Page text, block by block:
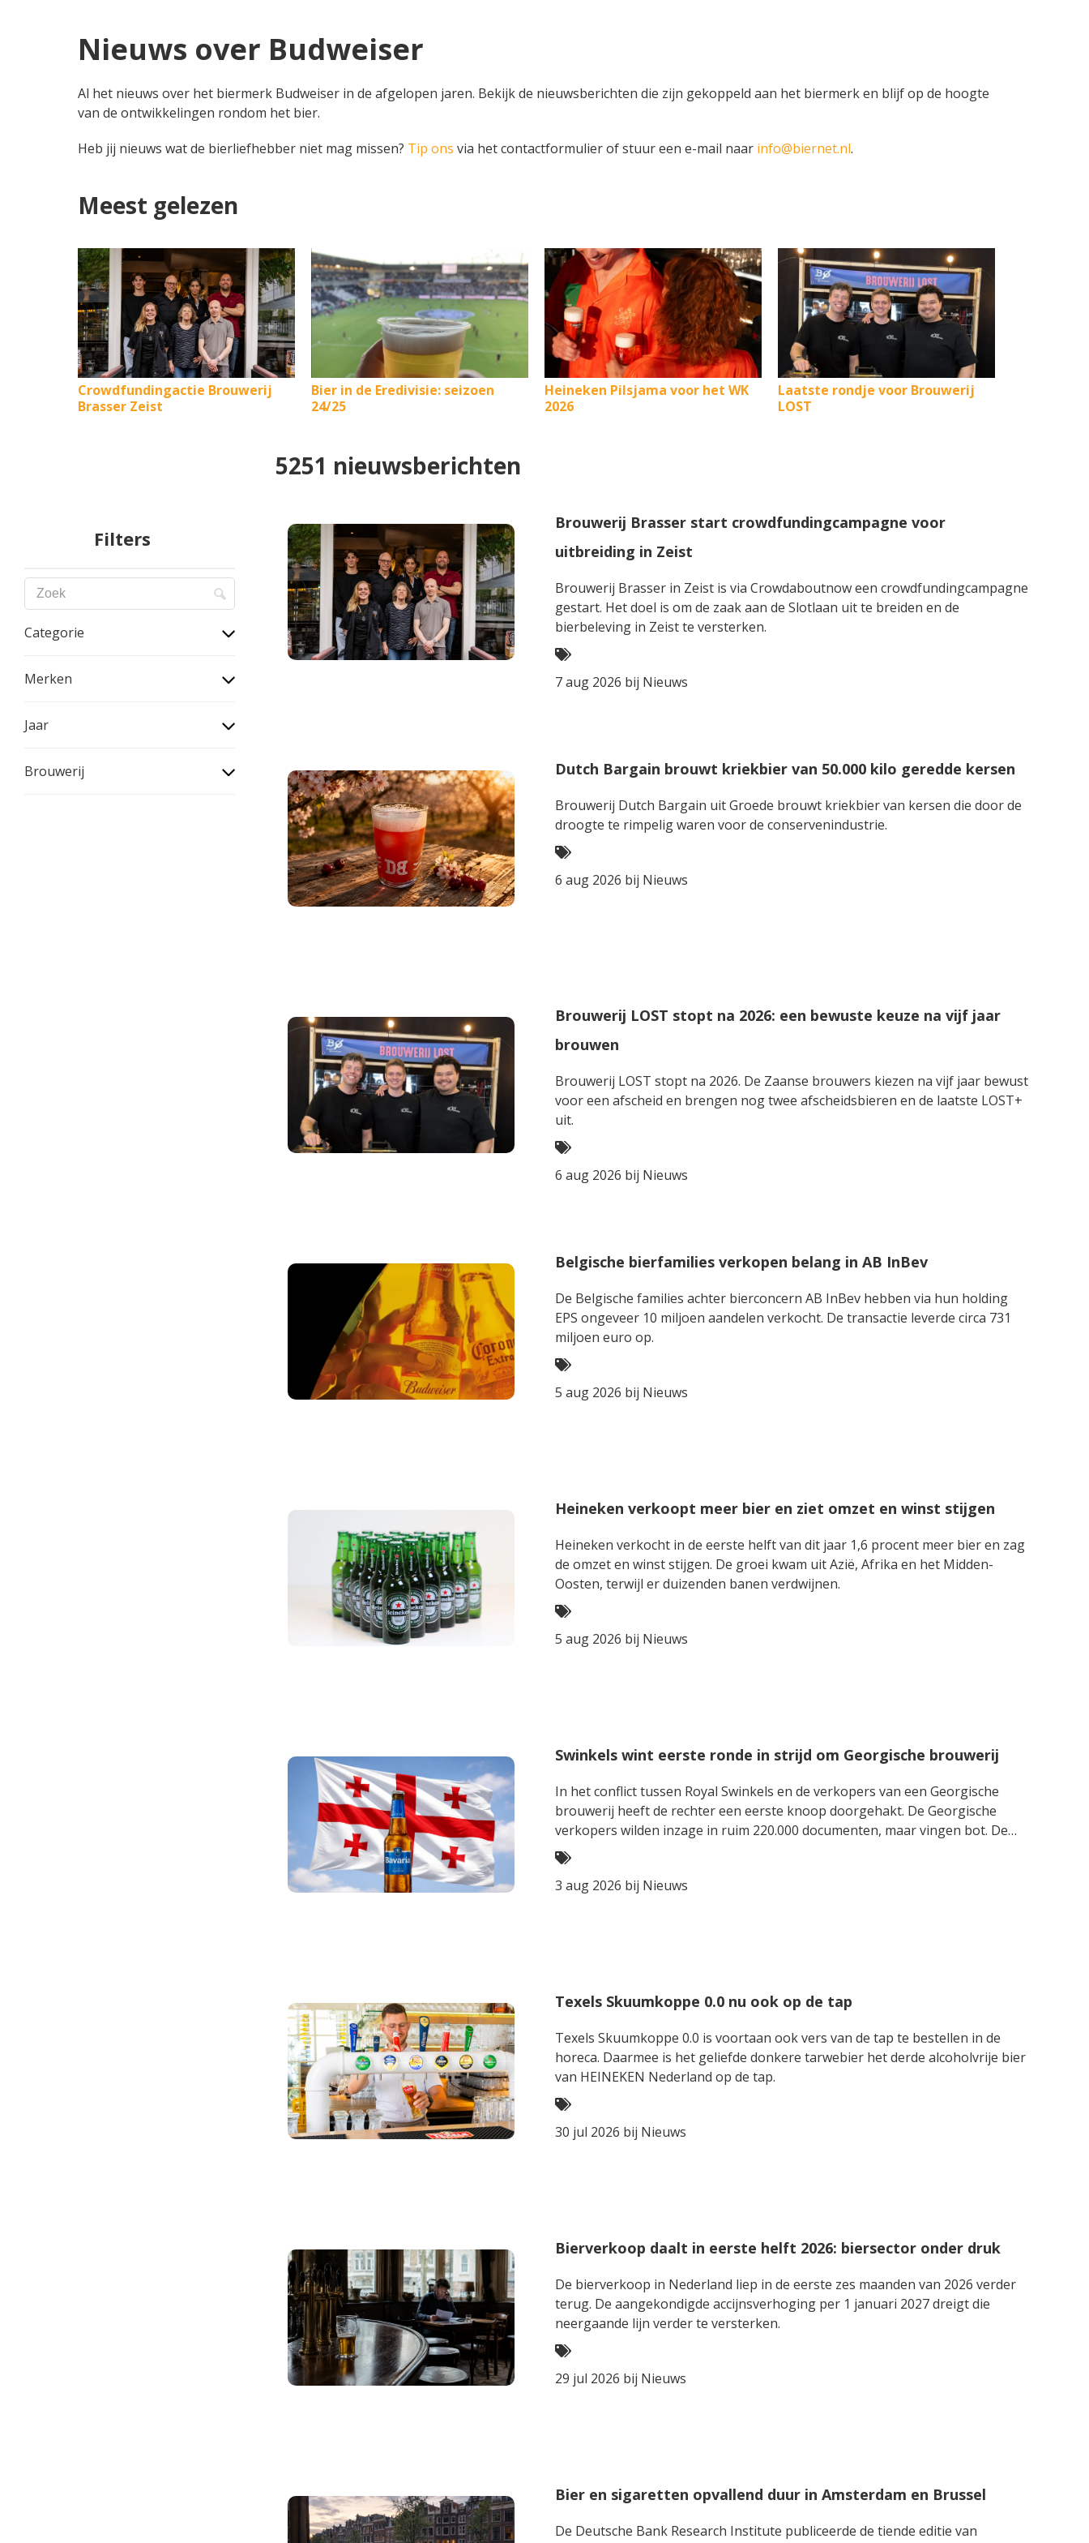
Nieuws over Budweiser
Al het nieuws over het biermerk Budweiser in de afgelopen jaren. Bekijk de nieuwsberichten die zijn gekoppeld aan het biermerk en blijf op de hoogte
van de ontwikkelingen rondom het bier.
Heb jij nieuws wat de bierliefhebber niet mag missen? Tip ons via het contactformulier of stuur een e-mail naar info@biernet.nl.
Meest gelezen
Crowdfundingactie Brouwerij
Brasser Zeist
Bier in de Eredivisie: seizoen
24/25
Heineken Pilsjama voor het WK
2026
Laatste rondje voor Brouwerij
LOST
Filters
Categorie
Merken
Jaar
Brouwerij
5251 nieuwsberichten
Brouwerij Brasser start crowdfundingcampagne voor
uitbreiding in Zeist
Brouwerij Brasser in Zeist is via Crowdaboutnow een crowdfundingcampagne
gestart. Het doel is om de zaak aan de Slotlaan uit te breiden en de
bierbeleving in Zeist te versterken.
7 aug 2026 bij Nieuws
Dutch Bargain brouwt kriekbier van 50.000 kilo geredde kersen
Brouwerij Dutch Bargain uit Groede brouwt kriekbier van kersen die door de
droogte te rimpelig waren voor de conservenindustrie.
6 aug 2026 bij Nieuws
Brouwerij LOST stopt na 2026: een bewuste keuze na vijf jaar
brouwen
Brouwerij LOST stopt na 2026. De Zaanse brouwers kiezen na vijf jaar bewust
voor een afscheid en brengen nog twee afscheidsbieren en de laatste LOST+
uit.
6 aug 2026 bij Nieuws
Belgische bierfamilies verkopen belang in AB InBev
De Belgische families achter bierconcern AB InBev hebben via hun holding
EPS ongeveer 10 miljoen aandelen verkocht. De transactie leverde circa 731
miljoen euro op.
5 aug 2026 bij Nieuws
Heineken verkoopt meer bier en ziet omzet en winst stijgen
Heineken verkocht in de eerste helft van dit jaar 1,6 procent meer bier en zag
de omzet en winst stijgen. De groei kwam uit Azië, Afrika en het Midden-
Oosten, terwijl er duizenden banen verdwijnen.
5 aug 2026 bij Nieuws
Swinkels wint eerste ronde in strijd om Georgische brouwerij
In het conflict tussen Royal Swinkels en de verkopers van een Georgische
brouwerij heeft de rechter een eerste knoop doorgehakt. De Georgische
verkopers wilden inzage in ruim 220.000 documenten, maar vingen bot. De
strijd om 10 miljoen dollar is daarmee nog niet voorbij.
3 aug 2026 bij Nieuws
Texels Skuumkoppe 0.0 nu ook op de tap
Texels Skuumkoppe 0.0 is voortaan ook vers van de tap te bestellen in de
horeca. Daarmee is het geliefde donkere tarwebier het derde alcoholvrije bier
van HEINEKEN Nederland op de tap.
30 jul 2026 bij Nieuws
Bierverkoop daalt in eerste helft 2026: biersector onder druk
De bierverkoop in Nederland liep in de eerste zes maanden van 2026 verder
terug. De aangekondigde accijnsverhoging per 1 januari 2027 dreigt die
neergaande lijn verder te versterken.
29 jul 2026 bij Nieuws
Bier en sigaretten opvallend duur in Amsterdam en Brussel
De Deutsche Bank Research Institute publiceerde de tiende editie van